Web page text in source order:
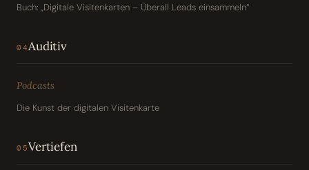
Buch: „Digitale Visitenkarten – Überall Leads einsammeln“
04Auditiv
Podcasts
Die Kunst der digitalen Visitenkarte
05Vertiefen